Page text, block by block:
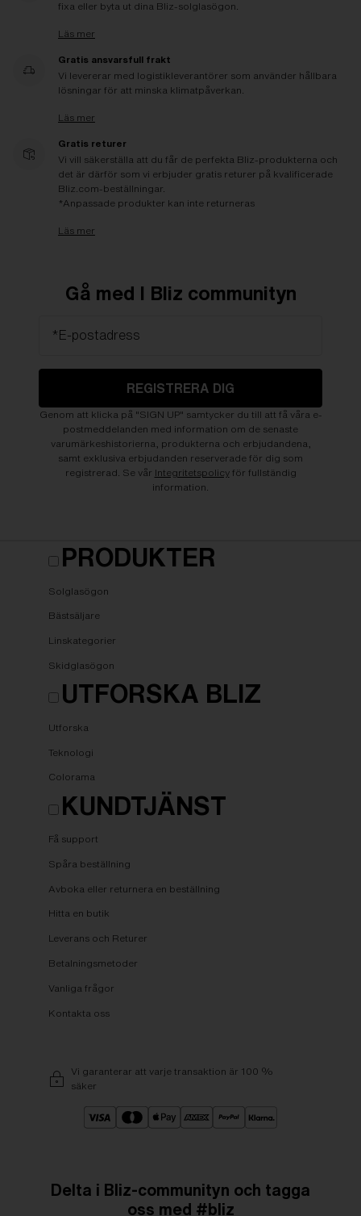
fixa eller byta ut dina Bliz-solglasögon.
Läs mer
Gratis ansvarsfull frakt
Vi levererar med logistikleverantörer som använder hållbara
lösningar för att minska klimatpåverkan.
Läs mer
Gratis returer
Vi vill säkerställa att du får de perfekta Bliz-produkterna och
det är därför som vi erbjuder gratis returer på kvalificerade
Bliz.com-beställningar.
*Anpassade produkter kan inte returneras
Läs mer
Gå med I Bliz communityn
*E-postadress
REGISTRERA DIG
Genom att klicka på "SIGN UP" samtycker du till att få våra e-
postmeddelanden med information om de senaste
varumärkeshistorierna, produkterna och erbjudandena,
samt exklusiva erbjudanden reserverade för dig som
registrerad. Se vår Integritetspolicyför fullständig
information.
PRODUKTER
Solglasögon
Bästsäljare
Linskategorier
Skidglasögon
UTFORSKA BLIZ
Utforska
Teknologi
Colorama
KUNDTJÄNST
Få support
Spåra beställning
Avboka eller returnera en beställning
Hitta en butik
Leverans och Returer
Betalningsmetoder
Vanliga frågor
Kontakta oss
Vi garanterar att varje transaktion är 100 %
säker
Delta i Bliz-communityn och tagga
oss med #bliz